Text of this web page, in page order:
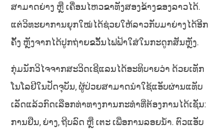
ສາມາດຍ່າງ ຫຼື ເຄື່ອນໄຫວຂາທັງສອງຂ້າງຂອງລາວໄດ້.
ແຕ່ວິທະຍາການຍຸກໃໝ່ໄດ້ຊ່ວຍໃຫ້ລາວກັບມາຍ່າງໄດ້ອີກ
ຄັ້ງ ຫຼັງຈາກໄດ້ປູກຖ່າຍຂວັ້ນໄຟຟ້າໃສ່ໃນກະດູກສັນຫຼັງ.
ກຸ່ມນັກວິໄຈຈາກສະວິດເຊີແລນໄດ້ອະທິບາຍວ່າ ດ້ວຍເທັກ
ໂນໂລຢີໃນປັດຈຸບັນ, ຜູ້ປ່ວຍສາມາດນຳໃຊ້ແອັບຜ່ານແທັບ
ເລັດແລ້ວກົດເລືອກທ່າທາງການກະທຳທີ່ຕ້ອງການໄດ້ເຊັ່ນ:
ການຢືນ, ຍ່າງ, ຖີບລົດ ຫຼື ເຕະ ເພື່ອການລອຍນ້ຳ. ຕົວແອັບ